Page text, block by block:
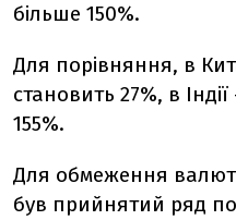
більше 150%.
Для порівняння, в
становить 27%, в
155%.
Для обмеження
був прийнятий ряд